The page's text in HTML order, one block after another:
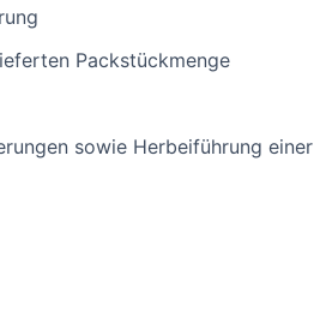
Packstückmenge
sowie Herbeiführung einer